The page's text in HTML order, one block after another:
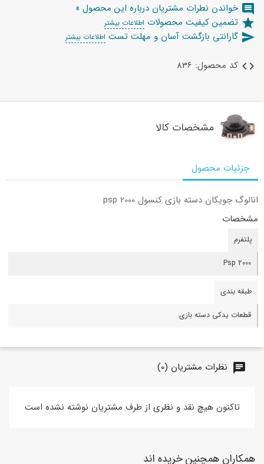
comment خواندن نطرات مشتریان درباره این محصول »
star تضمین کیفیت محصولات اطلاعات بیشتر
send گارانتی بازگشت آسان و مهلت تست اطلاعات بیشتر
code کد محصول: 836
مشخصات کالا
جزئیات محصول
انالوگ جویکان دسته بازی کنسول psp 2000
مشخصات
پلتفرم
Psp 2000
طبقه بندی
قطعات یدکی دسته بازی
chat نظرات مشتریان (0)
تاکنون هیچ نقد و نظری از طرف مشتریان نوشته نشده است
همکاران همچنین خریده اند